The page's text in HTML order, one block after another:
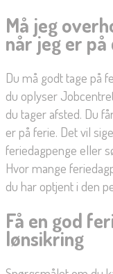
Må jeg
når jeg er på
Du må godt tage på
du oplyser
du tager afsted. Du
er på ferie. Det vil
feriedagpenge eller
Hvor mange
du har optjent i den
Få en god
lønsikring